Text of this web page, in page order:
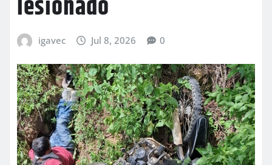
lesionado
igavec Jul 8, 2026 0